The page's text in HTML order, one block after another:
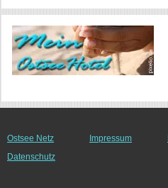
Ostsee Netz Impressum
Datenschutz